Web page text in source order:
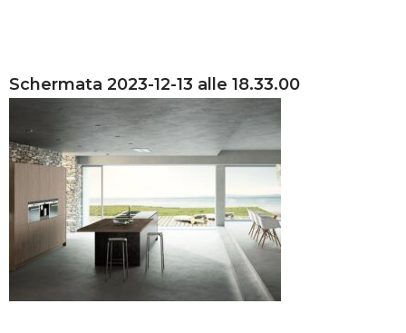
Schermata 2023-12-13 alle 18.33.00